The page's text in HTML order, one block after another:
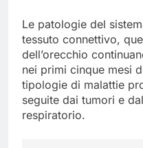
Le patologie del
tessuto connettivo,
dell’orecchio
nei primi cinque mesi
tipologie di malattie
seguite dai tumori e
respiratorio.